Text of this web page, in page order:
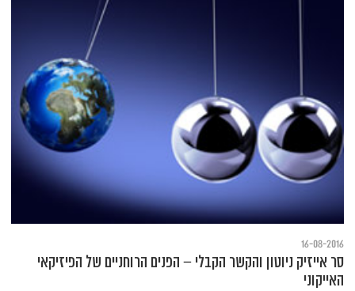
16-08-2016
סר אייזיק ניוטון והקשר הקבלי – הפנים הרוחניים של הפיזיקאי
האייקוני